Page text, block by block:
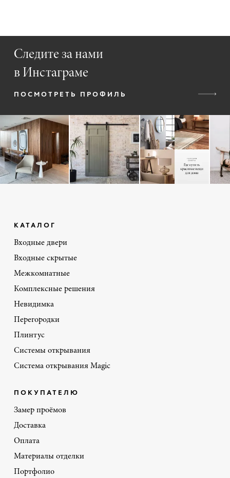
Следите за нами
в Инстаграме
ПОСМОТРЕТЬ ПРОФИЛЬ
КАТАЛОГ
Входные двери
Входные скрытые
Межкомнатные
Комплексные решения
Невидимка
Перегородки
Плинтус
Системы открывания
Система открывания Magic
ПОКУПАТЕЛЮ
Замер проёмов
Доставка
Оплата
Материалы отделки
Портфолио